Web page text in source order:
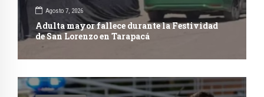
Agosto 7, 2026
Adulta mayor fallece durante la Festividad
de San Lorenzo en Tarapacá